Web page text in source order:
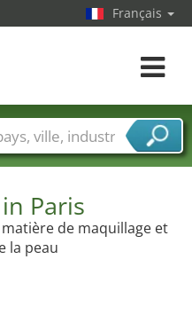
Paris
de maquillage et
la peau
Français
Toggle
Secteurs de foire